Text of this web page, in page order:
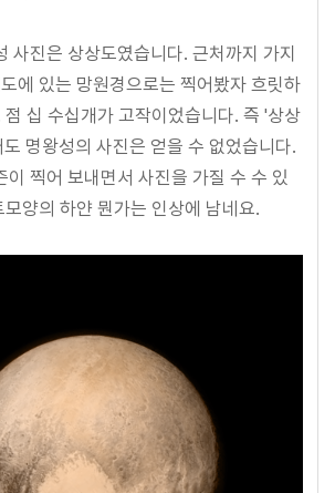
사진은 상상도였습니다. 근처까지 가지
에 있는 망원경으로는 찍어봤자 흐릿하
십 수십개가 고작이었습니다. 즉 '상상
명왕성의 사진은 얻을 수 없었습니다.
이 찍어 보내면서 사진을 가질 수 수 있
양의 하얀 뭔가는 인상에 남네요.